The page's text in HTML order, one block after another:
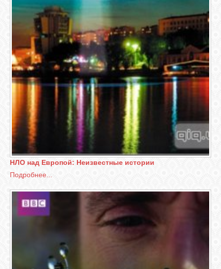
СВЯЗЬ
НЛО над Европой: Неизвестные истории
Подробнее...